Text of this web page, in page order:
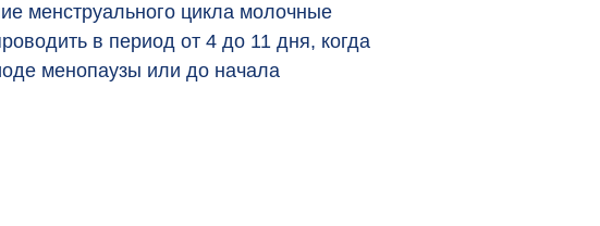
менструального цикла молочные
в период от 4 до 11 дня, когда
менопаузы или до начала